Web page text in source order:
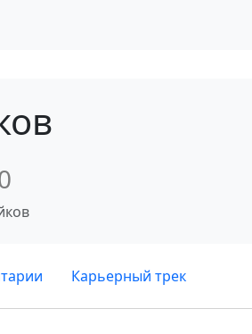
Карьерный трек